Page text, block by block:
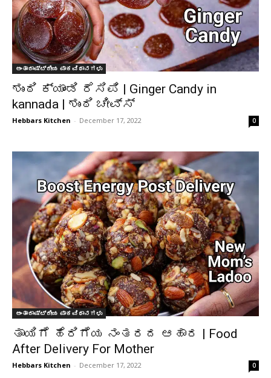
ಅಂತಾರಾಷ್ಟ್ರೀಯ ಪಾಕವಿಧಾನಗಳು
ಶುಂಠಿ ಕ್ಯಾಂಡಿ ರೆಸಿಪಿ | Ginger Candy in
kannada | ಶುಂಠಿ ಚೀವ್ಸ್
Hebbars Kitchen - December 17, 2022 0
ಅಂತಾರಾಷ್ಟ್ರೀಯ ಪಾಕವಿಧಾನಗಳು
ತಾಯಿಗೆ ಹೆರಿಗೆಯ ನಂತರದ ಆಹಾರ | Food
After Delivery For Mother
Hebbars Kitchen - December 17, 2022 0